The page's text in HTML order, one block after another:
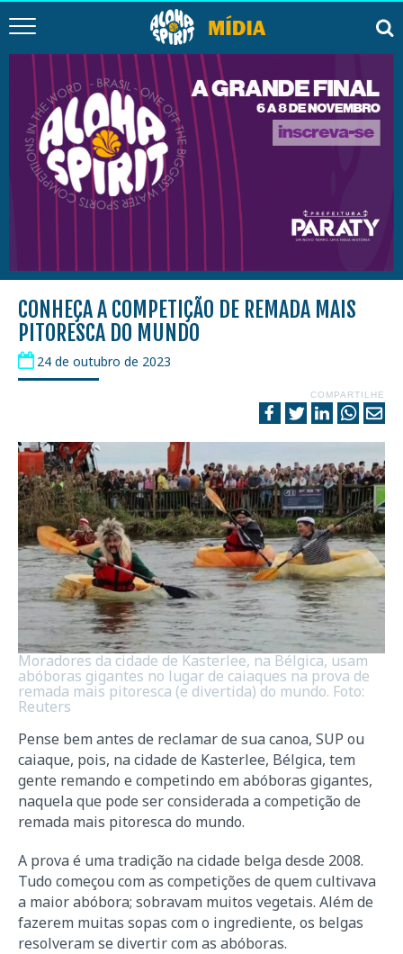
CONHEÇA A COMPETIÇÃO DE REMADA MAIS
PITORESCA DO MUNDO
24 de outubro de 2023
COMPARTILHE
Moradores da cidade de Kasterlee, na Bélgica, usam
abóboras gigantes no lugar de caiaques na prova de
remada mais pitoresca (e divertida) do mundo. Foto:
Reuters
Pense bem antes de reclamar de sua canoa, SUP ou
caiaque, pois, na cidade de Kasterlee, Bélgica, tem
gente remando e competindo em abóboras gigantes,
naquela que pode ser considerada a competição de
remada mais pitoresca do mundo.
A prova é uma tradição na cidade belga desde 2008.
Tudo começou com as competições de quem cultivava
a maior abóbora; sobravam muitos vegetais. Além de
fazerem muitas sopas com o ingrediente, os belgas
resolveram se divertir com as abóboras.